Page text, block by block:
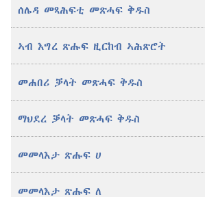
ሰሌዳ መጻሕፍቲ መጽሓፍ ቅዱስ
ኣብ እግረ ጽሑፍ ዚርከብ ኣሕጽሮት
መሐበሪ ቓላት መጽሓፍ ቅዱስ
ማህደረ ቓላት መጽሓፍ ቅዱስ
መመላእታ ጽሑፍ ሀ
መመላእታ ጽሑፍ ለ